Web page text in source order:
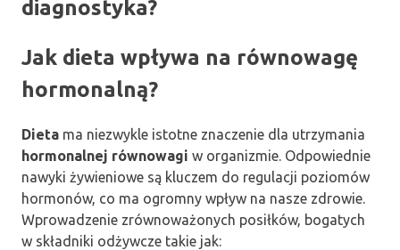
diagnostyka?
Jak dieta wpływa na równowagę
hormonalną?
Dieta ma niezwykle istotne znaczenie dla utrzymania
hormonalnej równowagi w organizmie. Odpowiednie
nawyki żywieniowe są kluczem do regulacji poziomów
hormonów, co ma ogromny wpływ na nasze zdrowie.
Wprowadzenie zrównoważonych posiłków, bogatych
w składniki odżywcze takie jak: